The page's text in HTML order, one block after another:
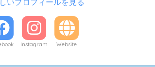
いプロフィールを見る
Instagram Website